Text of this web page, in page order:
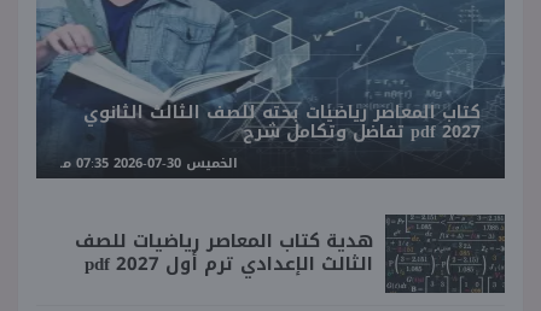
كتاب المعاصر رياضيات بحته للصف الثالث الثانوي
2027 pdf تفاضل وتكامل شرح
الخميس 30-07-2026 07:35 مـ
هدية كتاب المعاصر رياضيات للصف
الثالث الإعدادي ترم أول 2027 pdf